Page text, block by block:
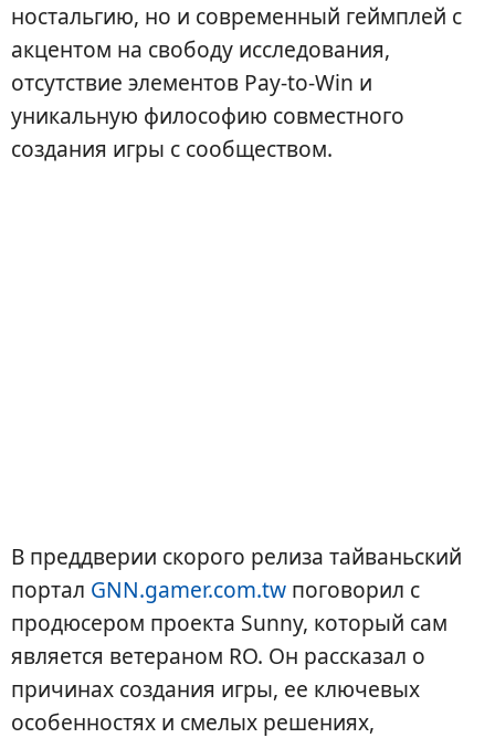
ностальгию, но и современный геймплей с
акцентом на свободу исследования,
отсутствие элементов Pay-to-Win и
уникальную философию совместного
создания игры с сообществом.
В преддверии скорого релиза тайваньский
портал GNN.gamer.com.tw поговорил с
продюсером проекта Sunny, который сам
является ветераном RO. Он рассказал о
причинах создания игры, ее ключевых
особенностях и смелых решениях,